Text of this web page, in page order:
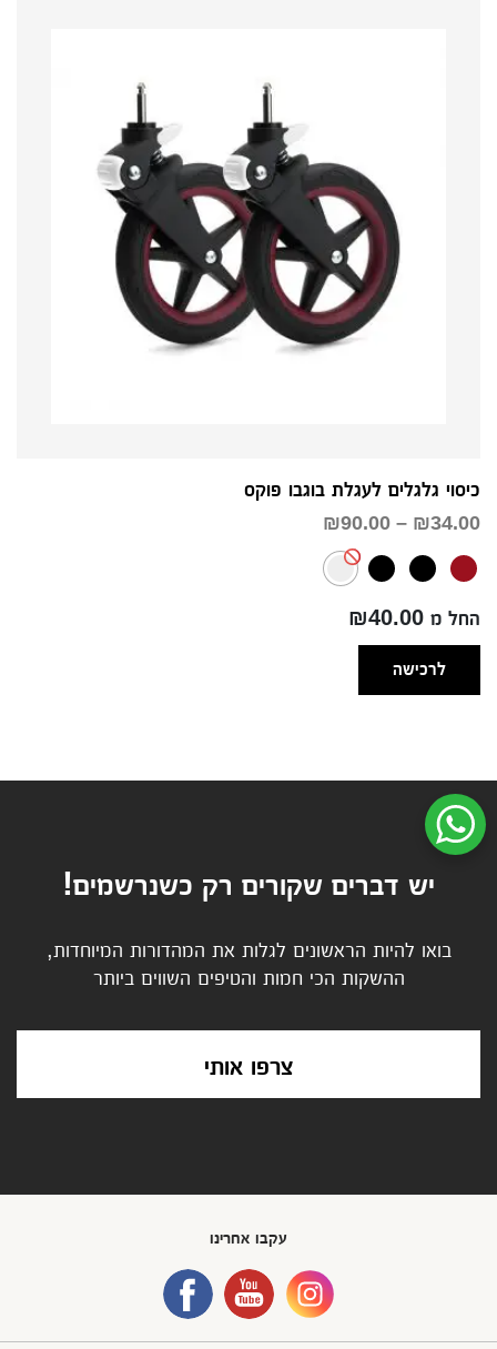
כיסוי גלגלים לעגלת בוגבו פוקס
₪34.00
–
₪90.00
החל מ ₪40.00
לרכישה
יש דברים שקורים רק כשנרשמים!
בואו להיות הראשונים לגלות את המהדורות המיוחדות,
ההשקות הכי חמות והטיפים השווים ביותר
צרפו אותי
עקבו אחרינו
שיחת ווטסאפ עם שירות הלקוחות